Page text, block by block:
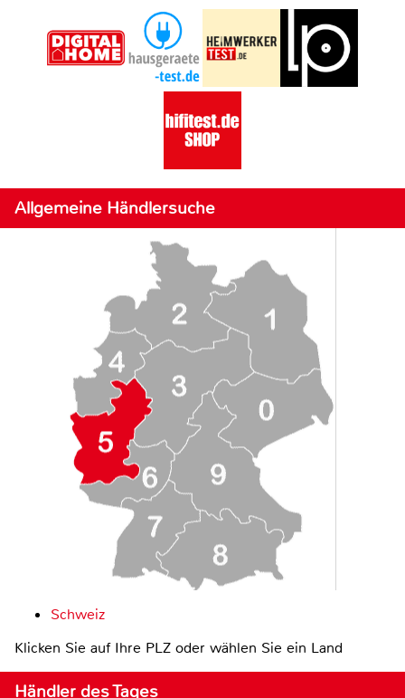
Allgemeine Händlersuche
Schweiz
Klicken Sie auf Ihre PLZ oder wählen Sie ein Land
Händler des Tages